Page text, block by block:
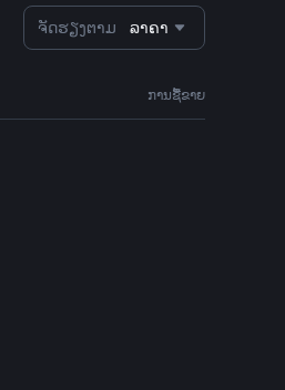
ຈັດຮຽງຕາມ ລາຄາ
ການຊື້ຂາຍ